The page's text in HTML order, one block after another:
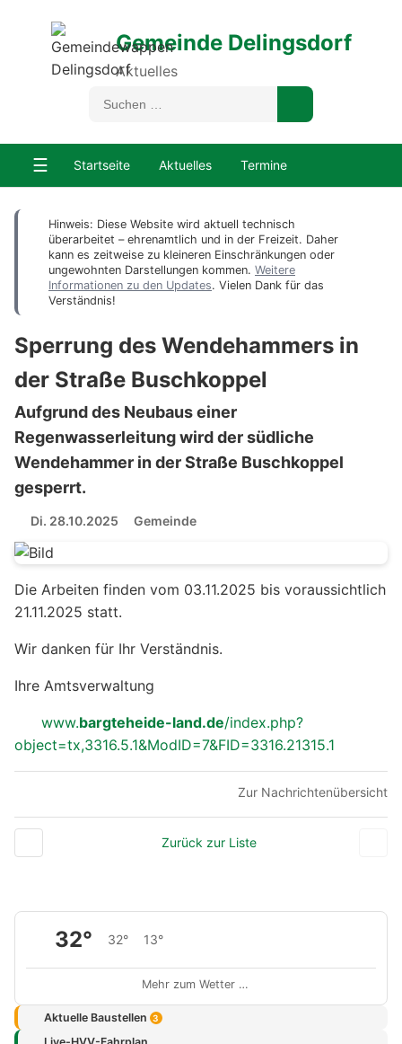
Gemeinde Delingsdorf
Aktuelles
☰ Startseite Aktuelles Termine
Hinweis: Diese Website wird aktuell technisch
überarbeitet – ehrenamtlich und in der Freizeit. Daher
kann es zeitweise zu kleineren Einschränkungen oder
ungewohnten Darstellungen kommen. Weitere
Informationen zu den Updates. Vielen Dank für das
Verständnis!
Sperrung des Wendehammers in
der Straße Buschkoppel
Aufgrund des Neubaus einer
Regenwasserleitung wird der südliche
Wendehammer in der Straße Buschkoppel
gesperrt.
Di. 28.10.2025 Gemeinde
Die Arbeiten finden vom 03.11.2025 bis voraussichtlich
21.11.2025 statt.
Wir danken für Ihr Verständnis.
Ihre Amtsverwaltung
www.bargteheide-land.de/index.php?
object=tx,3316.5.1&ModID=7&FID=3316.21315.1
Zur Nachrichtenübersicht
Zurück zur Liste
32° 32° 13°
Mehr zum Wetter …
Aktuelle Baustellen 3